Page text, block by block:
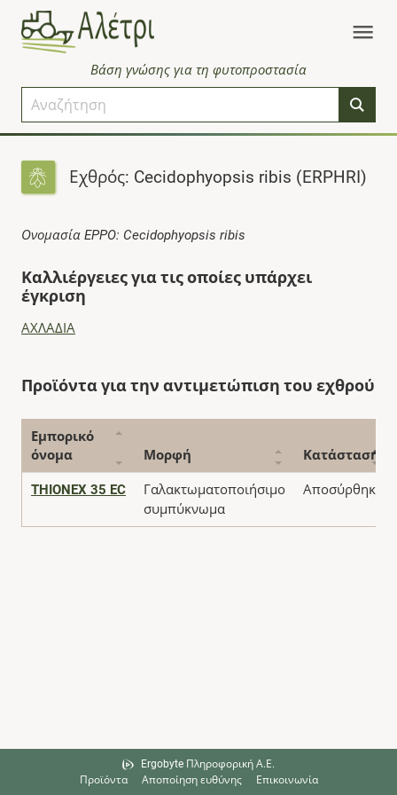
Βάση γνώσης για τη φυτοπροστασία
Εχθρός: Cecidophyopsis ribis (ERPHRI)
Ονομασία EPPO: Cecidophyopsis ribis
Καλλιέργειες για τις οποίες υπάρχει
έγκριση
ΑΧΛΑΔΙΑ
Προϊόντα για την αντιμετώπιση του εχθρού
Εμπορικό
όνομα
Μορφή Κατάσταση
THIONEX 35 EC
Γαλακτωματοποιήσιμο
συμπύκνωμα
Αποσύρθηκε
Ergobyte Πληροφορική Α.Ε.
Προϊόντα
Αποποίηση ευθύνης Επικοινωνία